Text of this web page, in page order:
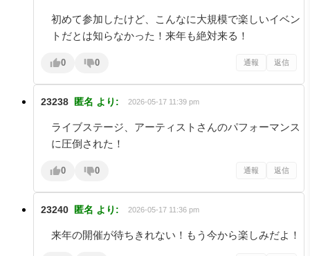
初めて参加したけど、こんなに大規模で楽しいイベン
トだとは知らなかった！来年も絶対来る！
0 0 通報 返信
23238 匿名 より: 2026-05-17 11:39 pm
ライブステージ、アーティストさんのパフォーマンス
に圧倒された！
0 0 通報 返信
23240 匿名 より: 2026-05-17 11:36 pm
来年の開催が待ちきれない！もう今から楽しみだよ！